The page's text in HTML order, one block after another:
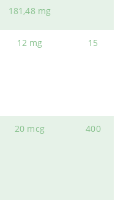
181,48 mg
12 mg 15
20 mcg 400